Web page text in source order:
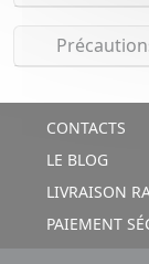
CONTACTS
LE BLOG
LIVRAISON
PAIEMENT